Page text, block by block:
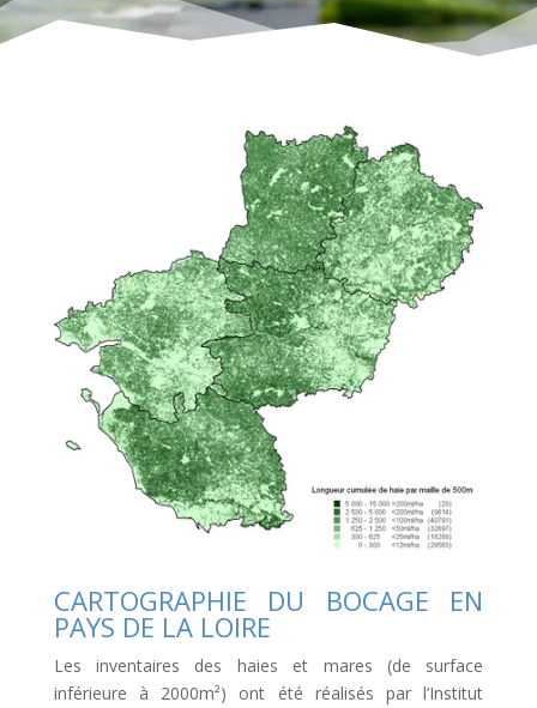
CARTOGRAPHIE DU BOCAGE EN
PAYS DE LA LOIRE
Les inventaires des haies et mares (de surface
inférieure à 2000m²) ont été réalisés par l’Institut